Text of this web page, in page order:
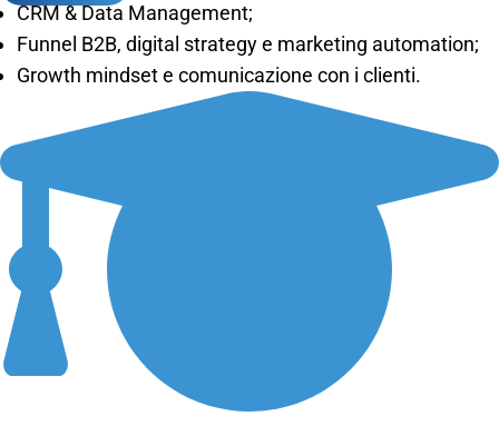
CRM & Data Management;
Funnel B2B, digital strategy e marketing automation;
Growth mindset e comunicazione con i clienti.